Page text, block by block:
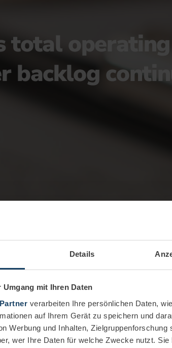
Details
mit Ihren Daten
verarbeiten Ihre persönlichen Daten,
auf Ihrem Gerät zu speichern und
Werbung und Inhalten,
wer Ihre Daten für welche Zwecke nutzt.
total
backlog